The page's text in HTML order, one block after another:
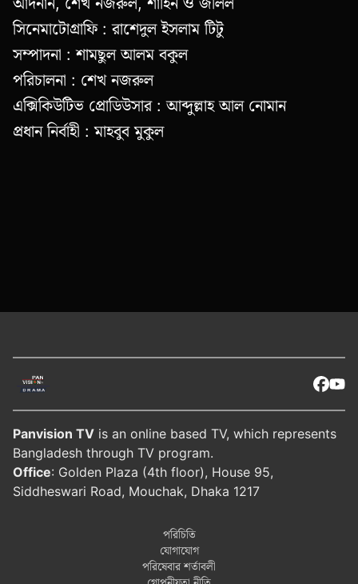
সিনেমাটোগ্রাফি : রাশেদুল ইসলাম টিটু
সম্পাদনা : শামছুল আলম বকুল
পরিচালনা : শেখ নজরুল
এক্সিকিউটিভ প্রোডিউসার : আব্দুল্লাহ আল নোমান
প্রধান নির্বাহী : মাহবুব মুকুল
Panvision TV is an online based TV, which represents
Bangladesh through TV program.
Office: Golden Plaza (4th floor), House 95,
Siddheswari Road, Mouchak, Dhaka 1217
পরিচিতি
যোগাযোগ
পরিষেবার শর্তাবলী